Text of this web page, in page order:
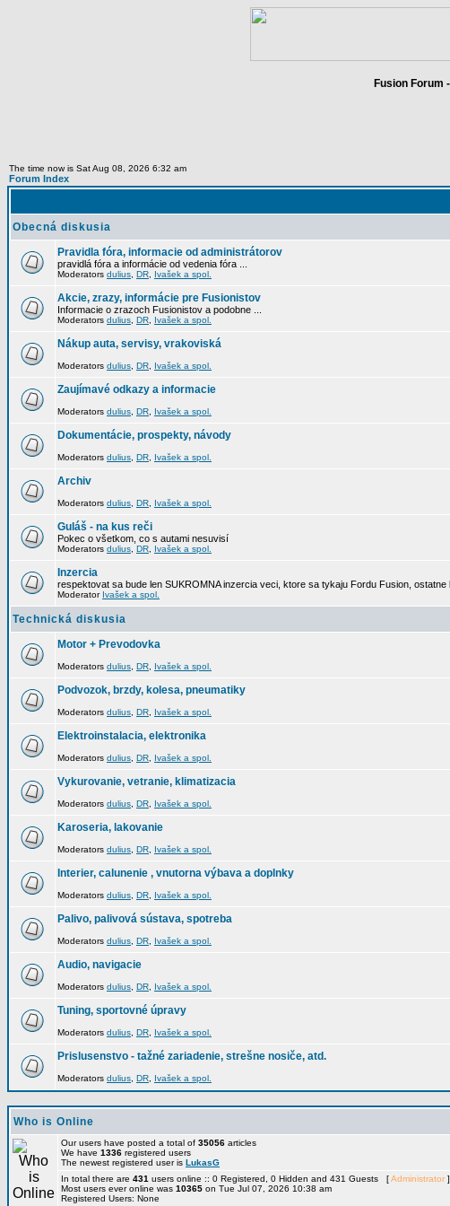
Fusion Forum
The time now is Sat Aug 08, 2026 6:32 am
Forum Index
Obecná diskusia
Pravidla fóra, informacie od administrátorov
pravidlá fóra a informácie od vedenia fóra ...
Moderators dulius DR Ivašek a spol.
Akcie, zrazy, informácie pre Fusionistov
Informacie o zrazoch Fusionistov a podobne ...
Moderators dulius DR Ivašek a spol.
Nákup auta, servisy, vrakoviská
Moderators dulius DR Ivašek a spol.
Zaujímavé odkazy a informacie
Moderators dulius DR Ivašek a spol.
Dokumentácie, prospekty, návody
Moderators dulius DR Ivašek a spol.
Archiv
Moderators dulius DR Ivašek a spol.
Guláš - na kus reči
Pokec o všetkom, co s autami nesuvisí
Moderators dulius DR Ivašek a spol.
Inzercia
respektovat sa bude len SUKROMNA inzercia veci, ktore sa tykaju Fordu Fusion, ostatne
Moderator Ivašek a spol.
Technická diskusia
Motor + Prevodovka
Moderators dulius DR Ivašek a spol.
Podvozok, brzdy, kolesa, pneumatiky
Moderators dulius DR Ivašek a spol.
Elektroinstalacia, elektronika
Moderators dulius DR Ivašek a spol.
Vykurovanie, vetranie, klimatizacia
Moderators dulius DR Ivašek a spol.
Karoseria, lakovanie
Moderators dulius DR Ivašek a spol.
Interier, calunenie , vnutorna výbava a doplnky
Moderators dulius DR Ivašek a spol.
Palivo, palivová sústava, spotreba
Moderators dulius DR Ivašek a spol.
Audio, navigacie
Moderators dulius DR Ivašek a spol.
Tuning, sportovné úpravy
Moderators dulius DR Ivašek a spol.
Prislusenstvo - tažné zariadenie, strešne nosiče, atd.
Moderators dulius DR Ivašek a spol.
Who is Online
Our users have posted a total of 35056 articles
We have 1336 registered users
The newest registered user is LukasG
In total there are 431 users online :: 0 Registered, 0 Hidden and 431 Guests [Administrator
Most users ever online was 10365 on Tue Jul 07, 2026 10:38 am
Registered Users: None